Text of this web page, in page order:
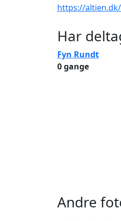
https://
Har
Fyn Rundt
0 gange
Andre